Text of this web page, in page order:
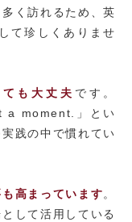
く訪れるため、英
て珍しくありませ
も大丈夫 です。
a moment.」とい
践の中で慣れてい
高まっています。
して活用している